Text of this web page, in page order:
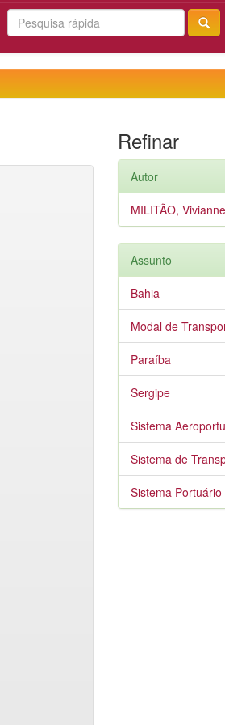
Refinar
Autor
MILITÃO,
Assunto
Bahia
Modal de
Paraíba
Sergipe
Sistema
Sistema de
Sistema Portuário